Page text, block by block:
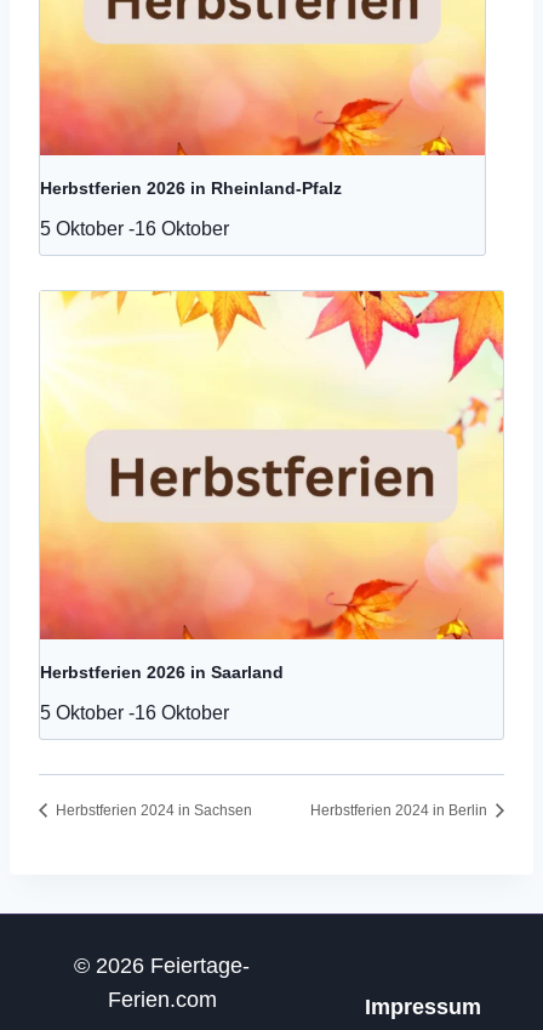
Herbstferien 2026 in Rheinland-Pfalz
5 Oktober -16 Oktober
Herbstferien 2026 in Saarland
5 Oktober -16 Oktober
Herbstferien 2024 in Sachsen Herbstferien 2024 in Berlin
© 2026 Feiertage-
Ferien.com
Impressum